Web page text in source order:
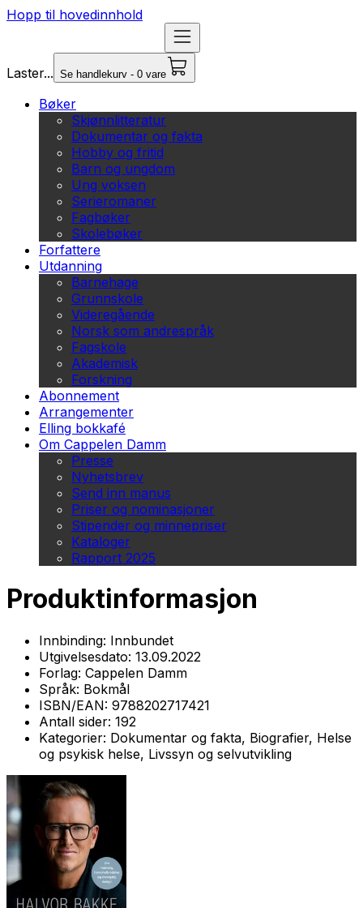
Hopp til hovedinnhold
Laster... Se handlekurv - 0 vare
Bøker
Skjønnlitteratur
Dokumentar og fakta
Hobby og fritid
Barn og ungdom
Ung voksen
Serieromaner
Fagbøker
Skolebøker
Forfattere
Utdanning
Barnehage
Grunnskole
Videregående
Norsk som andrespråk
Fagskole
Akademisk
Forskning
Abonnement
Arrangementer
Elling bokkafé
Om Cappelen Damm
Presse
Nyhetsbrev
Send inn manus
Priser og nominasjoner
Stipender og minnepriser
Kataloger
Rapport 2025
Produktinformasjon
Innbinding: Innbundet
Utgivelsesdato: 13.09.2022
Forlag: Cappelen Damm
Språk: Bokmål
ISBN/EAN: 9788202717421
Antall sider: 192
Kategorier: Dokumentar og fakta, Biografier, Helse
og psykisk helse, Livssyn og selvutvikling